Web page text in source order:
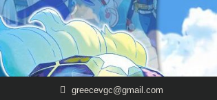
Skip
to
content
greecevgc@gmail.com